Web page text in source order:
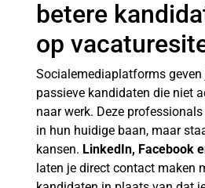
betere
op
Socialemediaplatforms
passieve kandidaten die niet
naar werk. Deze
in hun huidige baan, maar
kansen. LinkedIn, Facebook
laten je direct contact maken